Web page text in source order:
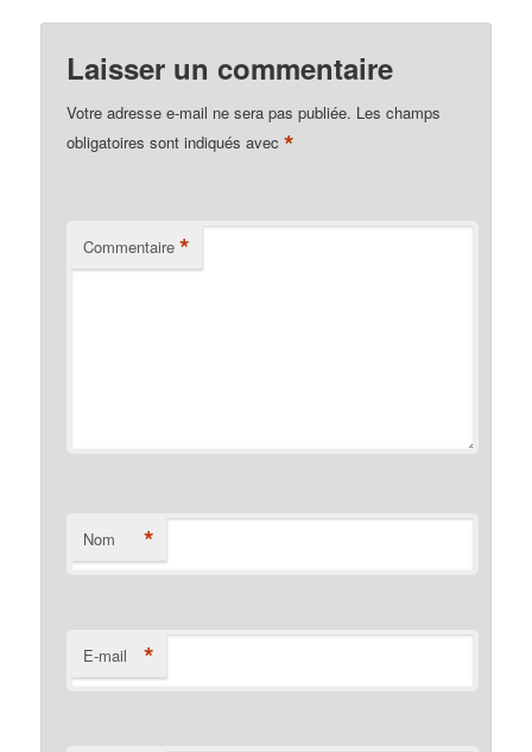
Laisser un commentaire
Votre adresse e-mail ne sera pas publiée. Les champs
obligatoires sont indiqués avec*
Commentaire *
Nom *
E-mail *